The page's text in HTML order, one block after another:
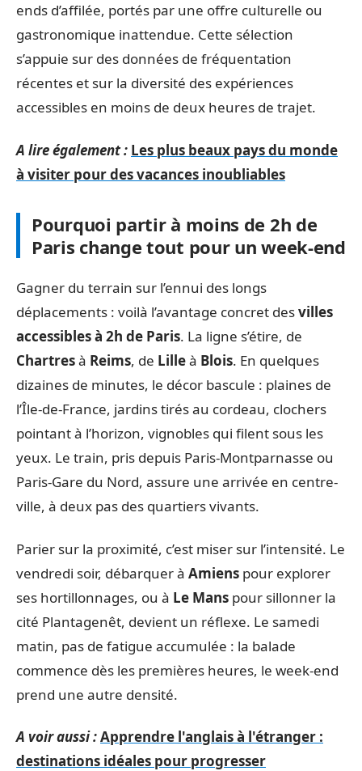
ends d’affilée, portés par une offre culturelle ou
gastronomique inattendue. Cette sélection
s’appuie sur des données de fréquentation
récentes et sur la diversité des expériences
accessibles en moins de deux heures de trajet.
A lire également : Les plus beaux pays du monde
à visiter pour des vacances inoubliables
Pourquoi partir à moins de 2h de
Paris change tout pour un week-end
Gagner du terrain sur l’ennui des longs
déplacements : voilà l’avantage concret desvilles
accessibles à 2h de Paris. La ligne s’étire, de
Chartresà Reims, de Lilleà Blois. En quelques
dizaines de minutes, le décor bascule : plaines de
l’Île-de-France, jardins tirés au cordeau, clochers
pointant à l’horizon, vignobles qui filent sous les
yeux. Le train, pris depuis Paris-Montparnasse ou
Paris-Gare du Nord, assure une arrivée en centre-
ville, à deux pas des quartiers vivants.
Parier sur la proximité, c’est miser sur l’intensité. Le
vendredi soir, débarquer à Amiens pour explorer
ses hortillonnages, ou à Le Mans pour sillonner la
cité Plantagenêt, devient un réflexe. Le samedi
matin, pas de fatigue accumulée : la balade
commence dès les premières heures, le week-end
prend une autre densité.
A voir aussi :Apprendre l'anglais à l'étranger :
destinations idéales pour progresser